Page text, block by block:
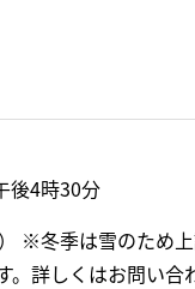
後4時30分
※冬季は雪のため
詳しくはお問い合